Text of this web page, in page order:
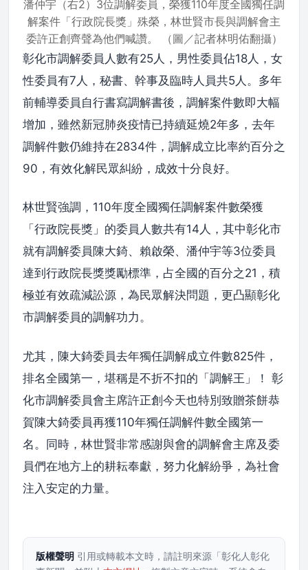
潘仲宇（右2）3位調解委員，榮獲110年度全國獨任調
解案件「行政院長獎」殊榮，林世賢市長與調解會主
委許正創齊聲為他們喊讚。 （圖／記者林明佑翻攝）
彰化市調解委員人數有25人，男性委員佔18人，女
性委員有7人，秘書、幹事及臨時人員共5人。多年
前輔導委員自行書寫調解書後，調解案件數即大幅
增加，雖然新冠肺炎疫情已持續延燒2年多，去年
調解件數仍維持在2834件，調解成立比率約百分之
90，有效化解民眾糾紛，成效十分良好。
林世賢強調，110年度全國獨任調解案件數榮獲
「行政院長獎」的委員人數共有14人，其中彰化市
就有調解委員陳大錡、賴啟榮、潘仲宇等3位委員
達到行政院長獎獎勵標準，占全國的百分之21，積
極並有效疏減訟源，為民眾解決問題，更凸顯彰化
市調解委員的調解功力。
尤其，陳大錡委員去年獨任調解成立件數825件，
排名全國第一，堪稱是不折不扣的「調解王」！ 彰
化市調解委員會主席許正創今天也特別致贈茶餅恭
賀陳大錡委員再獲110年獨任調解件數全國第一
名。同時，林世賢非常感謝與會的調解會主席及委
員們在地方上的耕耘奉獻，努力化解紛爭，為社會
注入安定的力量。
版權聲明 引用或轉載本文時，請註明來源「彰化人彰化